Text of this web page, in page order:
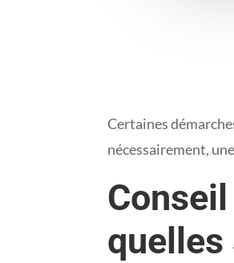
Certaines
nécessairement,
quelles